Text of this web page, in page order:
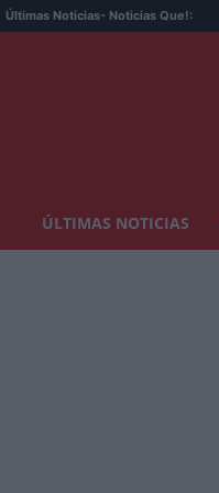
Últimas Noticias- Noticias Que!:
ÚLTIMAS NOTICIAS